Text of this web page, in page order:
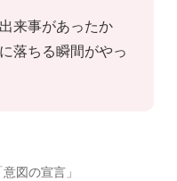
来事があったか
落ちる瞬間がやっ
図の宣言」